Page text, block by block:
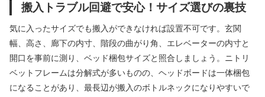
搬入トラブル回避で安心！サイズ選びの裏技
気に入ったサイズでも搬入ができなければ設置不可です。玄関
幅、高さ、廊下の内寸、階段の曲がり角、エレベーターの内寸と
開口を事前に測り、ベッド梱包サイズと照合しましょう。ニトリ
ベットフレームは分解式が多いものの、ヘッドボードは一体梱包
になることがあり、最長辺が搬入のボトルネックになりやすいで